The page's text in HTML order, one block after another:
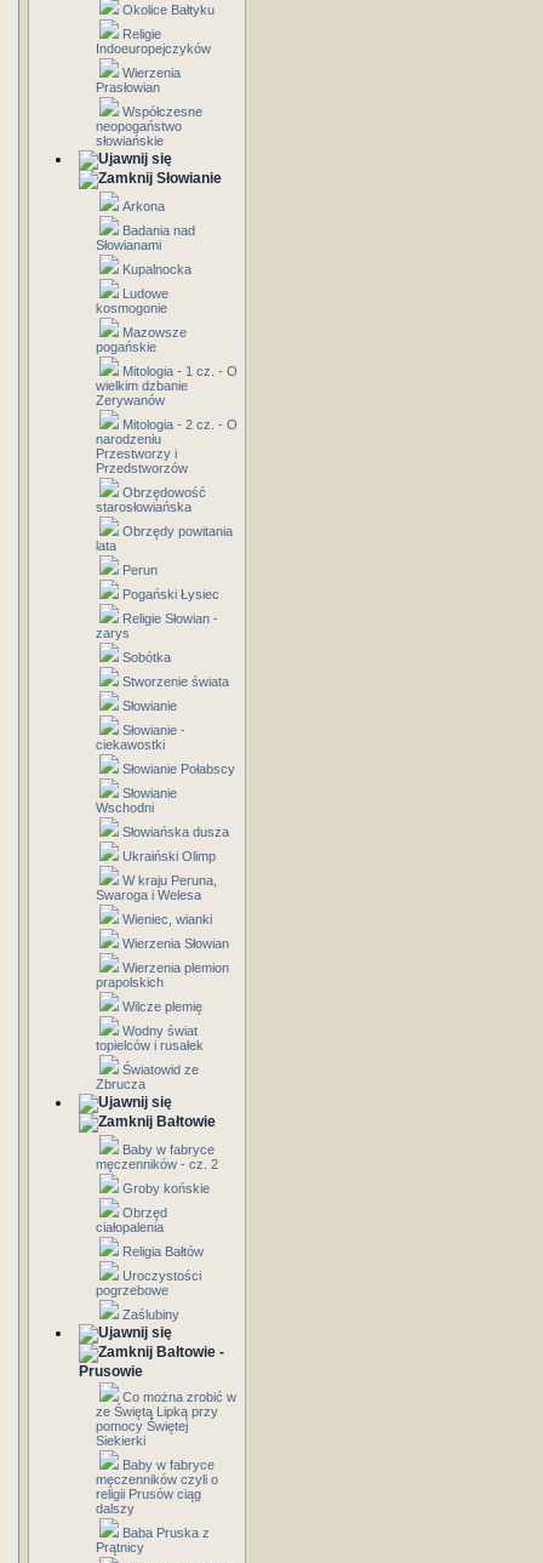
Okolice Bałtyku
Religie
Indoeuropejczyków
Wierzenia
Prasłowian
Współczesne
neopogaństwo
słowiańskie
Słowianie
Arkona
Badania nad
Słowianami
Kupalnocka
Ludowe
kosmogonie
Mazowsze
pogańskie
Mitologia - 1 cz. - O
wielkim dzbanie
Zerywanów
Mitologia - 2 cz. - O
narodzeniu
Przestworzy i
Przedstworzów
Obrzędowość
starosłowiańska
Obrzędy powitania
lata
Perun
Pogański Łysiec
Religie Słowian -
zarys
Sobótka
Stworzenie świata
Słowianie
Słowianie -
ciekawostki
Słowianie Połabscy
Słowianie
Wschodni
Słowiańska dusza
Ukraiński Olimp
W kraju Peruna,
Swaroga i Welesa
Wieniec, wianki
Wierzenia Słowian
Wierzenia plemion
prapolskich
Wilcze plemię
Wodny świat
topielców i rusałek
Światowid ze
Zbrucza
Bałtowie
Baby w fabryce
męczenników - cz. 2
Groby końskie
Obrzęd
ciałopalenia
Religia Bałtów
Uroczystości
pogrzebowe
Zaślubiny
Bałtowie -
Prusowie
Co można zrobić w
ze Świętą Lipką przy
pomocy Świętej
Siekierki
Baby w fabryce
męczenników czyli o
religii Prusów ciąg
dalszy
Baba Pruska z
Prątnicy